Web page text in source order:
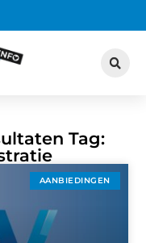
Tag:
AANBIEDINGEN